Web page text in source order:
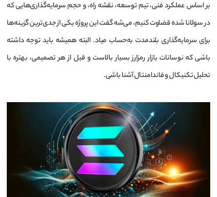
بر اساس عملکرد فنی، تیم توسعه، نقشه راه، و حجم سرمایه‌گذاری‌هایی که
در سولانا شده قضاوت کنیم، می‌شه گفت این پروژه یکی از جدی‌ترین گزینه‌ها
برای سرمایه‌گذاری بلندمدت به‌حساب میاد. البته همیشه باید توجه داشته
باشی که نوسانات بازار رمزارز بسیار بالاست و قبل از هر تصمیمی، بهتره با
تحلیل تکنیکال و فاندامنتال آشنا باشی.